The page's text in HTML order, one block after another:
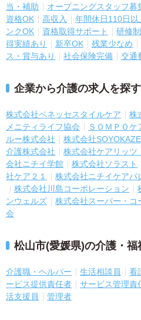
当・補助
オープニングスタッフ募
資格OK
高収入 年間休日110日以
ンクOK
資格取得サポート 研修
得実績あり
新卒OK 残業少なめ
ス・賞与あり
社会保険完備 交通
企業から介護の求人を探す
株式会社ベネッセスタイルケア 株
メニティライフ協会
ＳＯＭＰＯケ
ルー株式会社
株式会社SOYOKAZE
介護株式会社
株式会社ケアリッツ
会社ニチイ学館
株式会社ソラスト
社ケア２１
株式会社ニチイケアパ
株式会社川島コーポレーション
ンウェルズ
株式会社スーパー・コ
会
松山市(愛媛県)の介護・
介護職・ヘルパー 生活相談員 看
ービス提供責任者
サービス管理責
活支援員
管理者